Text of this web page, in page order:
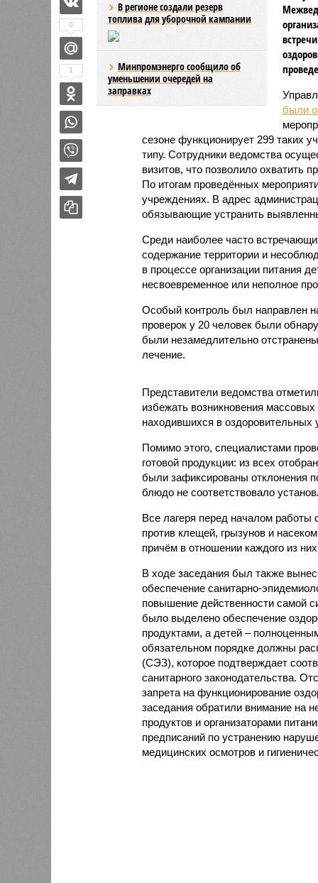
В регионе создали резерв
топлива для уборочной кампании
Минпромэнерго сообщило об
уменьшении очередей на
заправках
были
сезоне функционирует 299 таких
типу. Сотрудники ведомства
визитов, что позволило охватить
По итогам проведённых
учреждениях. В адрес
обязывающие устранить
Среди наиболее часто
содержание территории и
в процессе организации питания
несвоевременное или неполное
Особый контроль был направлен
проверок у 20 человек были
были незамедлительно
лечение.
Представители ведомства
избежать возникновения
находившихся в оздоровительных
Помимо этого, специалистами
готовой продукции: из всех
были зафиксированы отклонения
блюдо не соответствовало
Все лагеря перед началом работы
против клещей, грызунов и
причём в отношении каждого из
В ходе заседания был также
обеспечение санитарно-
повышение действенности самой
было выделено обеспечение
продуктами, а детей –
обязательном порядке должны
(СЭЗ), которое подтверждает
санитарного законодательства.
запрета на функционирование
заседания обратили внимание на
продуктов и организаторами
предписаний по устранению
медицинских осмотров и
0
1